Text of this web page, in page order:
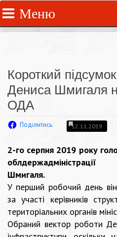
Меню
Короткий
Дениса Шмигаля
ОДА
Поділитись 12.11.2019
2-го серпня 2019 року
Шмигаля.
У перший робочий день
за участі керівників
територіальних органів
Обраний вектор роботи